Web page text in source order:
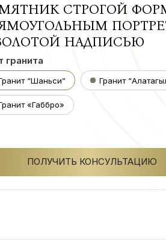
СТРОГОЙ
НАДПИСЬЮ
гранита
“Шаньси” Гранит
«Габбро»
ПОЛУЧИТЬ КОНСУЛЬТАЦИЮ